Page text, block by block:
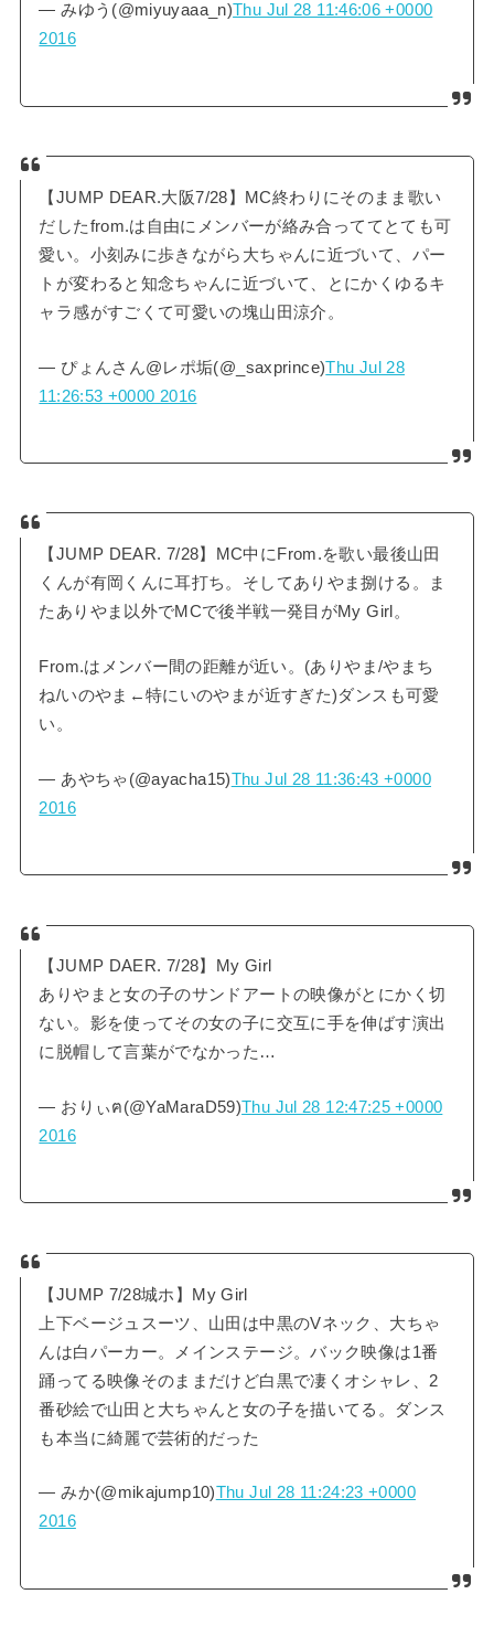
— みゆう(@miyuyaaa_n)Thu Jul 28 11:46:06 +0000
2016
【JUMP DEAR.大阪7/28】MC終わりにそのまま歌い
だしたfrom.は自由にメンバーが絡み合っててとても可
愛い。小刻みに歩きながら大ちゃんに近づいて、パー
トが変わると知念ちゃんに近づいて、とにかくゆるキ
ャラ感がすごくて可愛いの塊山田涼介。
— ぴょんさん@レポ垢(@_saxprince)Thu Jul 28
11:26:53 +0000 2016
【JUMP DEAR. 7/28】MC中にFrom.を歌い最後山田
くんが有岡くんに耳打ち。そしてありやま捌ける。ま
たありやま以外でMCで後半戦一発目がMy Girl。
From.はメンバー間の距離が近い。(ありやま/やまち
ね/いのやま←特にいのやまが近すぎた)ダンスも可愛
い。
— あやちゃ(@ayacha15)Thu Jul 28 11:36:43 +0000
2016
【JUMP DAER. 7/28】My Girl
ありやまと女の子のサンドアートの映像がとにかく切
ない。影を使ってその女の子に交互に手を伸ばす演出
に脱帽して言葉がでなかった…
— おりぃฅ(@YaMaraD59)Thu Jul 28 12:47:25 +0000
2016
【JUMP 7/28城ホ】My Girl
上下ベージュスーツ、山田は中黒のVネック、大ちゃ
んは白パーカー。メインステージ。バック映像は1番
踊ってる映像そのままだけど白黒で凄くオシャレ、2
番砂絵で山田と大ちゃんと女の子を描いてる。ダンス
も本当に綺麗で芸術的だった
— みか(@mikajump10)Thu Jul 28 11:24:23 +0000
2016